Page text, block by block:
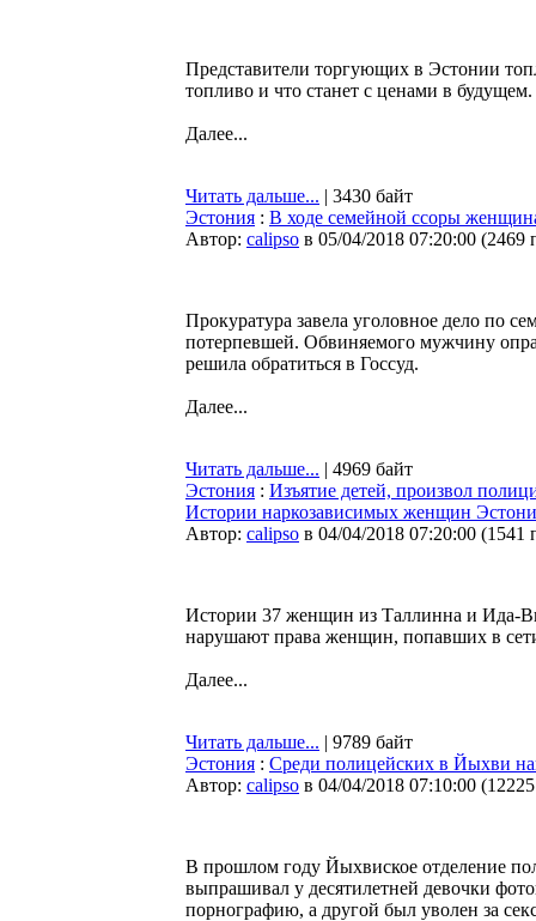
Представители торгующих в Эстонии
топливо и что станет с ценами в будущем.
Далее...
Читать дальше... | 3430 байт
Эстония : В ходе семейной ссоры
Автор: calipso в 05/04/2018 07:20:00 (2469
Прокуратура завела уголовное дело по
потерпевшей. Обвиняемого мужчину
решила обратиться в Госсуд.
Далее...
Читать дальше... | 4969 байт
Эстония : Изъятие детей, произвол
Истории наркозависимых женщин
Автор: calipso в 04/04/2018 07:20:00 (1541
Истории 37 женщин из Таллинна и Ида-
нарушают права женщин, попавших в
Далее...
Читать дальше... | 9789 байт
Эстония : Среди полицейских в Йыхви
Автор: calipso в 04/04/2018 07:10:00 (
В прошлом году Йыхвиское отделение
выпрашивал у десятилетней девочки
порнографию, а другой был уволен за